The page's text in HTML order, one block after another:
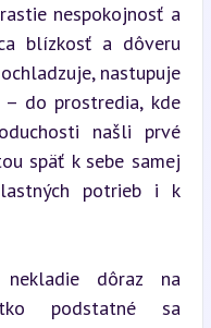
nespokojnosť a
blízkosť a dôveru
nastupuje
– do prostredia, kde
našli prvé
späť k sebe samej
potrieb i k
dôraz na
podstatné sa